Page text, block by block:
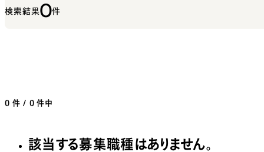
検索結果0件
0 件 / 0 件中
該当する募集職種はありません。